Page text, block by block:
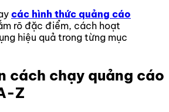
các hình thức quảng cáo
rõ đặc điểm, cách hoạt
hiệu quả trong từng mục
cách chạy quảng cáo
Z